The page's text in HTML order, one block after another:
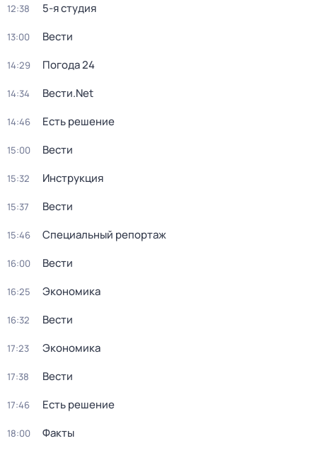
12:38 5-я студия
13:00 Вести
14:29 Погода 24
14:34 Вести.Net
14:46 Есть решение
15:00 Вести
15:32 Инструкция
15:37 Вести
15:46 Специальный репортаж
16:00 Вести
16:25 Экономика
16:32 Вести
17:23 Экономика
17:38 Вести
17:46 Есть решение
18:00 Факты